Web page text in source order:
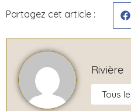
Partagez cet article :
Rivière
Tous